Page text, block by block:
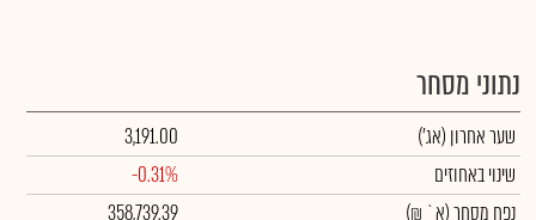
נתוני מסחר
שער אחרון (אג')
3,191.00
שינוי באחוזים
-0.31%
נפח מסחר(א` ₪)
358,739.39